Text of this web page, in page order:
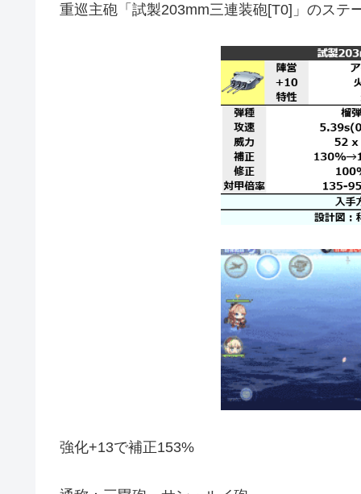
重巡主砲「試製203mm三連装砲[T0]」のステ
強化+13で補正153%